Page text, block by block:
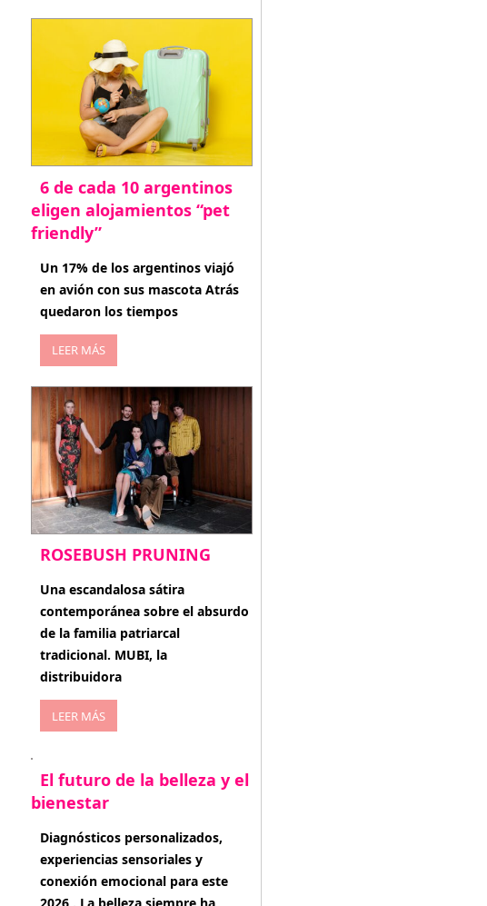
6 de cada 10 argentinos
eligen alojamientos “pet
friendly”
abril 27, 2026
Un 17% de los argentinos viajó
en avión con sus mascota Atrás
quedaron los tiempos
LEER MÁS
ROSEBUSH PRUNING
enero 20, 2026
Una escandalosa sátira
contemporánea sobre el absurdo
de la familia patriarcal
tradicional. MUBI, la
distribuidora
LEER MÁS
El futuro de la belleza y el
bienestar
enero 15, 2026
Diagnósticos personalizados,
experiencias sensoriales y
conexión emocional para este